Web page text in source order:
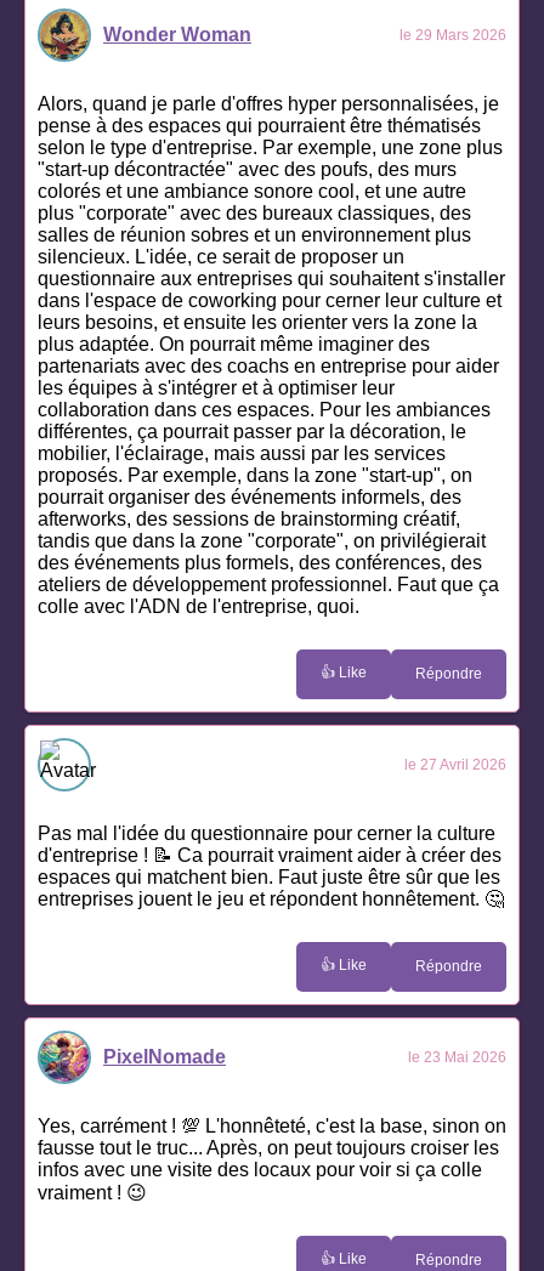
Wonder Woman le 29 Mars 2026
Alors, quand je parle d'offres hyper personnalisées, je
pense à des espaces qui pourraient être thématisés
selon le type d'entreprise. Par exemple, une zone plus
"start-up décontractée" avec des poufs, des murs
colorés et une ambiance sonore cool, et une autre
plus "corporate" avec des bureaux classiques, des
salles de réunion sobres et un environnement plus
silencieux. L'idée, ce serait de proposer un
questionnaire aux entreprises qui souhaitent s'installer
dans l'espace de coworking pour cerner leur culture et
leurs besoins, et ensuite les orienter vers la zone la
plus adaptée. On pourrait même imaginer des
partenariats avec des coachs en entreprise pour aider
les équipes à s'intégrer et à optimiser leur
collaboration dans ces espaces. Pour les ambiances
différentes, ça pourrait passer par la décoration, le
mobilier, l'éclairage, mais aussi par les services
proposés. Par exemple, dans la zone "start-up", on
pourrait organiser des événements informels, des
afterworks, des sessions de brainstorming créatif,
tandis que dans la zone "corporate", on privilégierait
des événements plus formels, des conférences, des
ateliers de développement professionnel. Faut que ça
colle avec l'ADN de l'entreprise, quoi.
👍 Like Répondre
le 27 Avril 2026
Pas mal l'idée du questionnaire pour cerner la culture
d'entreprise ! 📝 Ca pourrait vraiment aider à créer des
espaces qui matchent bien. Faut juste être sûr que les
entreprises jouent le jeu et répondent honnêtement. 🤔
👍 Like Répondre
PixelNomade le 23 Mai 2026
Yes, carrément ! 💯 L'honnêteté, c'est la base, sinon on
fausse tout le truc... Après, on peut toujours croiser les
infos avec une visite des locaux pour voir si ça colle
vraiment ! 😉
👍 Like Répondre